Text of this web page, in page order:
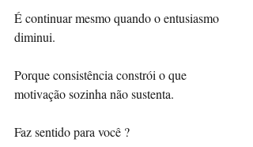
É continuar mesmo quando o entusiasmo
diminui.
Porque consistência constrói o que
motivação sozinha não sustenta.
Faz sentido para você ?